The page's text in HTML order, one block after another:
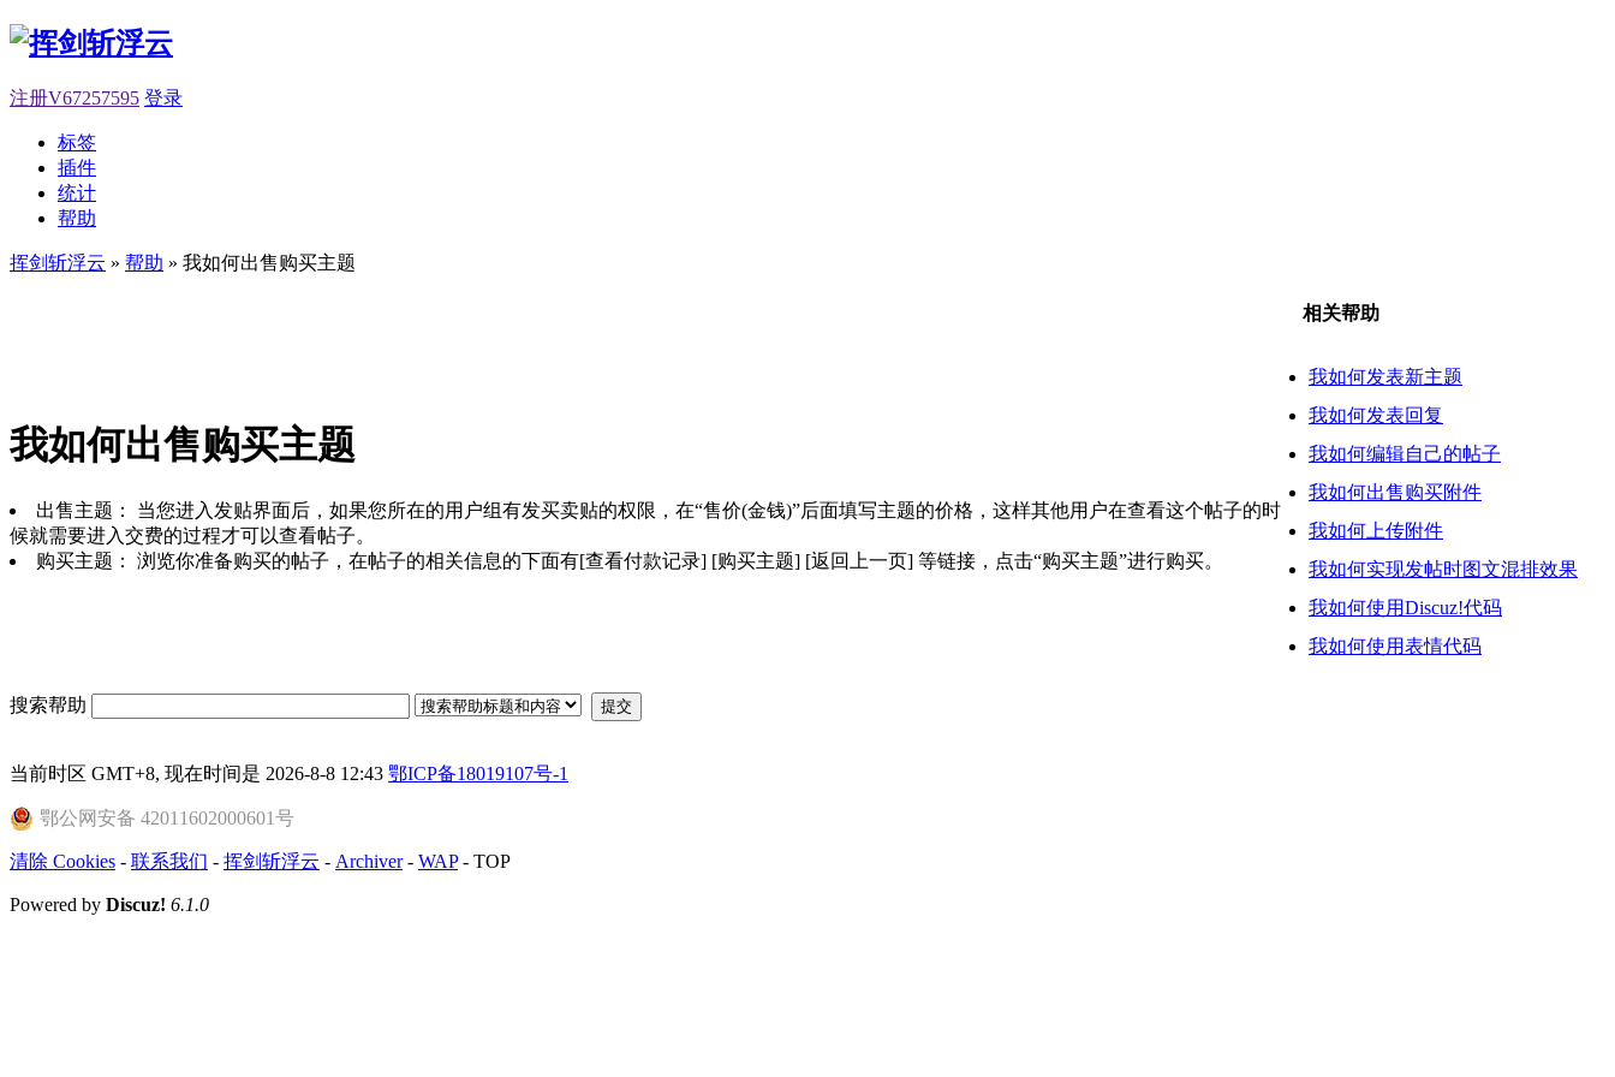
注册V67257595 登录
标签
插件
统计
帮助
挥剑斩浮云 » 帮助 » 我如何出售购买主题
我如何出售购买主题
出售主题： 当您进入发贴界面后，如果您所在的用户组有发买卖贴的权限，在“售价(金钱)”后面填写主题的价格，这样其他用户在查看这个帖子的时
候就需要进入交费的过程才可以查看帖子。
购买主题： 浏览你准备购买的帖子，在帖子的相关信息的下面有[查看付款记录] [购买主题] [返回上一页] 等链接，点击“购买主题”进行购买。
相关帮助
我如何发表新主题
我如何发表回复
我如何编辑自己的帖子
我如何出售购买附件
我如何上传附件
我如何实现发帖时图文混排效果
我如何使用Discuz!代码
我如何使用表情代码
搜索帮助 提交
当前时区 GMT+8, 现在时间是 2026-8-8 12:43 鄂ICP备18019107号-1
鄂公网安备 42011602000601号
清除 Cookies - 联系我们 - 挥剑斩浮云 - Archiver- WAP- TOP
Powered by Discuz! 6.1.0